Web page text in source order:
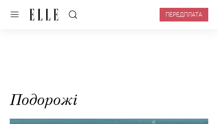
ПЕРЕДПЛАТА
Подорожі